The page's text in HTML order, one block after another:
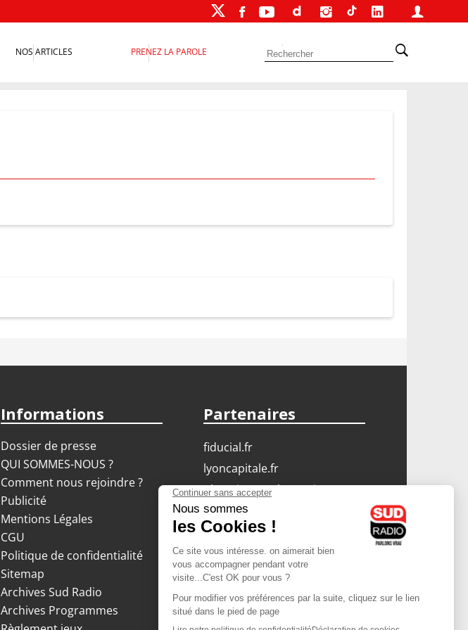
NOS ARTICLES PRENEZ LA PAROLE
Informations
Dossier de presse
QUI SOMMES-NOUS ?
Comment nous rejoindre ?
Publicité
Mentions Légales
CGU
Politique de confidentialité
Sitemap
Archives Sud Radio
Archives Programmes
Partenaires
fiducial.fr
lyoncapitale.fr
olympique-et-lyonnais.com
L'application Iphone
/ Android
Téléchargez l'application